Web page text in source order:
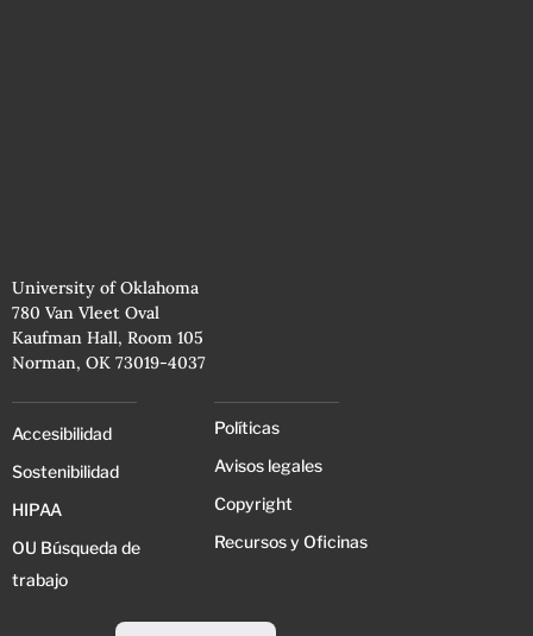
University of Oklahoma
780 Van Vleet Oval
Kaufman Hall, Room 105
Norman, OK 73019-4037
Accesibilidad
Sostenibilidad
HIPAA
OU Búsqueda de
trabajo
Políticas
Avisos legales
Copyright
Recursos y Oficinas